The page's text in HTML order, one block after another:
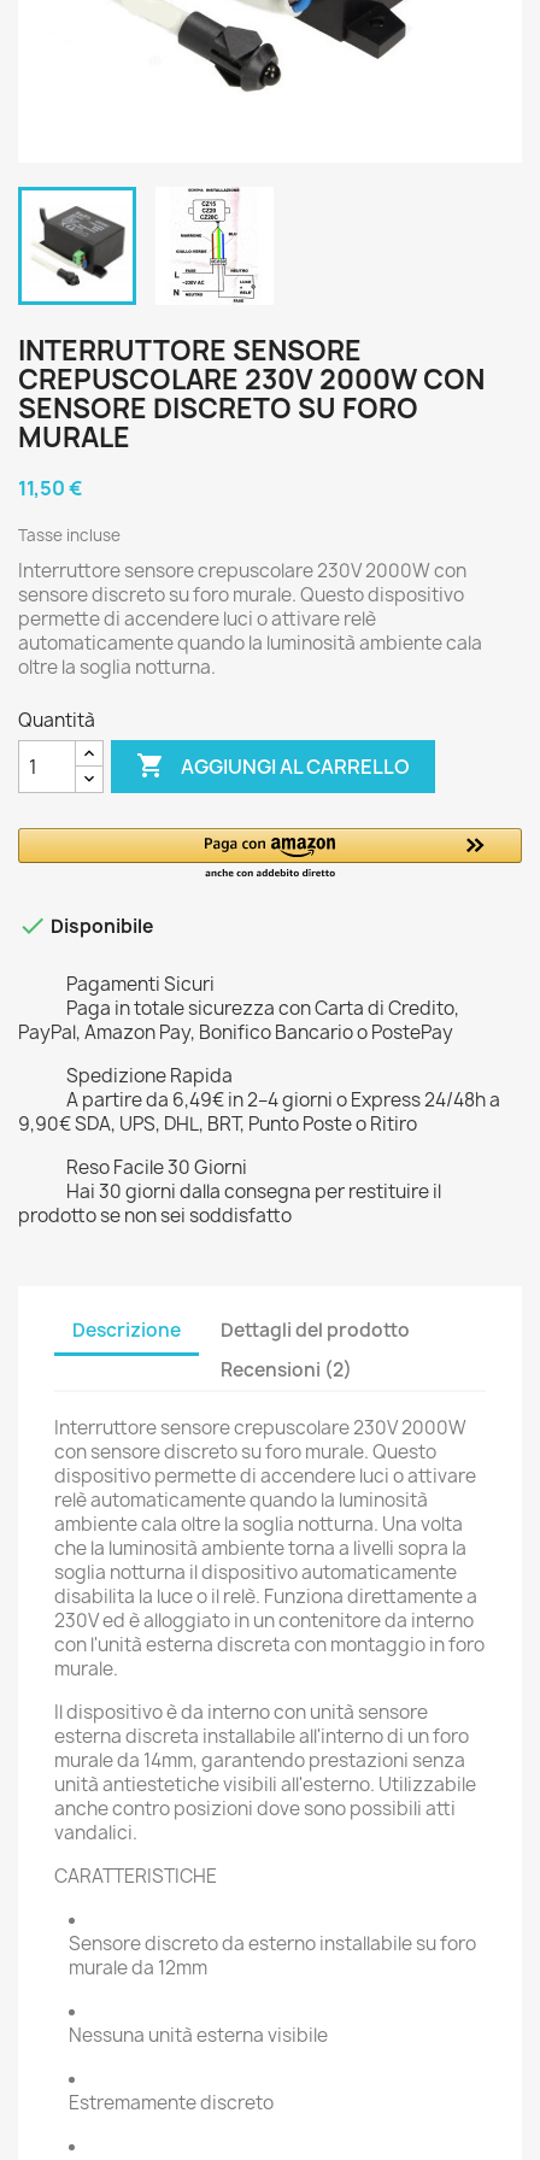
INTERRUTTORE SENSORE
CREPUSCOLARE 230V 2000W CON
SENSORE DISCRETO SU FORO
MURALE
11,50 €
Tasse incluse
Interruttore sensore crepuscolare 230V 2000W con
sensore discreto su foro murale. Questo dispositivo
permette di accendere luci o attivare relè
automaticamente quando la luminosità ambiente cala
oltre la soglia notturna.
Quantità
 AGGIUNGI AL CARRELLO
 Disponibile
Pagamenti Sicuri
Paga in totale sicurezza con Carta di Credito,
PayPal, Amazon Pay, Bonifico Bancario o PostePay
Spedizione Rapida
A partire da 6,49€ in 2–4 giorni o Express 24/48h a
9,90€ SDA, UPS, DHL, BRT, Punto Poste o Ritiro
Reso Facile 30 Giorni
Hai 30 giorni dalla consegna per restituire il
prodotto se non sei soddisfatto
Descrizione
Dettagli del prodotto
Recensioni (2)
Interruttore sensore crepuscolare 230V 2000W
con sensore discreto su foro murale. Questo
dispositivo permette di accendere luci o attivare
relè automaticamente quando la luminosità
ambiente cala oltre la soglia notturna. Una volta
che la luminosità ambiente torna a livelli sopra la
soglia notturna il dispositivo automaticamente
disabilita la luce o il relè. Funziona direttamente a
230V ed è alloggiato in un contenitore da interno
con l'unità esterna discreta con montaggio in foro
murale.
Il dispositivo è da interno con unità sensore
esterna discreta installabile all'interno di un foro
murale da 14mm, garantendo prestazioni senza
unità antiestetiche visibili all'esterno. Utilizzabile
anche contro posizioni dove sono possibili atti
vandalici.
CARATTERISTICHE
Sensore discreto da esterno installabile su foro
murale da 12mm
Nessuna unità esterna visibile
Estremamente discreto